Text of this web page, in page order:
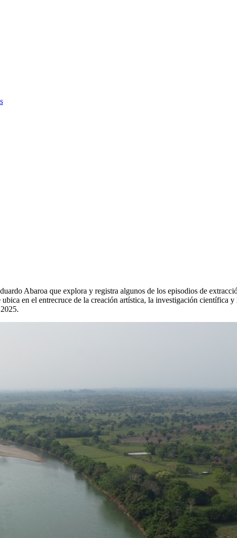
Abaroa que explora y registra algunos de los episodios de
en el entrecruce de la creación artística, la investigación científica